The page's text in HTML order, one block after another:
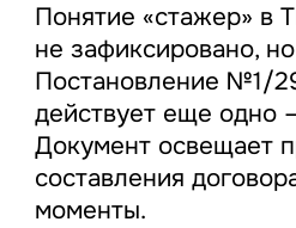
Понятие «стажер» в
не зафиксировано,
Постановление №1/
действует еще
Документ освещает
составления
моменты.